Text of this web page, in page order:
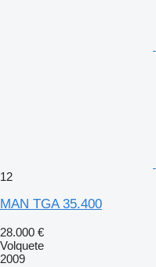
12
MAN TGA 35.400
28.000 €
Volquete
2009